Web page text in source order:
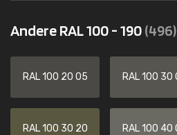
Andere RAL 100 - 190(496)
RAL 100 20 05 RAL 100 30
RAL 100 30 20 RAL 100 40